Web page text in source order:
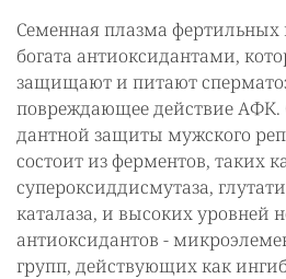
Семенная плазма
богата антиоксидантами,
защищают и питают
повреждающее действие АФК.
дантной защиты мужского
состоит из ферментов, таких
супероксиддисмутаза,
каталаза, и высоких уровней
антиоксидантов -
групп, действующих как